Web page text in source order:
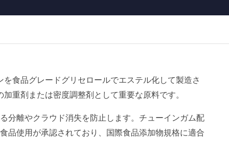
食品グレードグリセロールでエステル化して製造さ
重剤または密度調整剤として重要な原料です。
分離やクラウド消失を防止します。チューインガム配
品使用が承認されており、国際食品添加物規格に適合